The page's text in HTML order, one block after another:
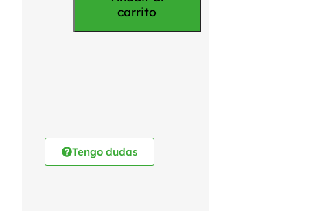
carrito
Tengo dudas